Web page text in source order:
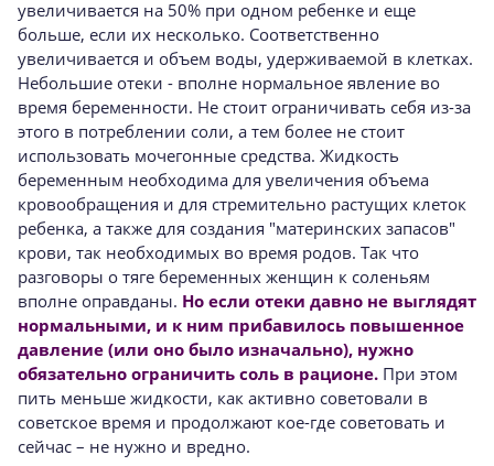
увеличивается на 50% при одном ребенке и еще
больше, если их несколько. Соответственно
увеличивается и объем воды, удерживаемой в клетках.
Небольшие отеки - вполне нормальное явление во
время беременности. Не стоит ограничивать себя из-за
этого в потреблении соли, а тем более не стоит
использовать мочегонные средства. Жидкость
беременным необходима для увеличения объема
кровообращения и для стремительно растущих клеток
ребенка, а также для создания "материнских запасов"
крови, так необходимых во время родов. Так что
разговоры о тяге беременных женщин к соленьям
вполне оправданы. Но если отеки давно не выглядят
нормальными, и к ним прибавилось повышенное
давление (или оно было изначально), нужно
обязательно ограничить соль в рационе. При этом
пить меньше жидкости, как активно советовали в
советское время и продолжают кое-где советовать и
сейчас – не нужно и вредно.